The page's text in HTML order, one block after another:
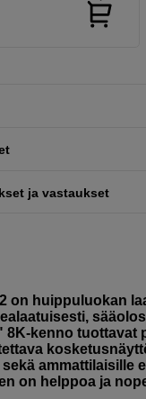
ja vastaukset
2 on huippuluokan
8K-kenno tuottavat
ammattilaisille
on helppoa ja